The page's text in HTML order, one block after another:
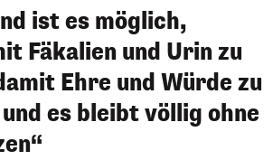
ist es möglich,
Fäkalien und Urin zu
Ehre und Würde zu
es bleibt völlig ohne